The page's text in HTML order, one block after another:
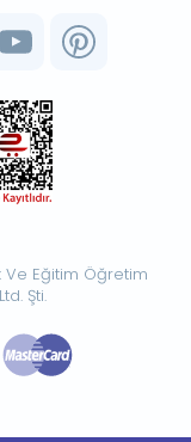
Ve Eğitim Öğretim
Şti.